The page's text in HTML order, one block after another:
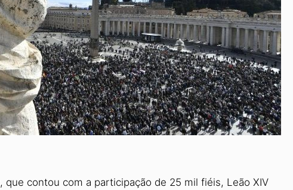
, que contou com a participação de 25 mil fiéis, Leão XIV